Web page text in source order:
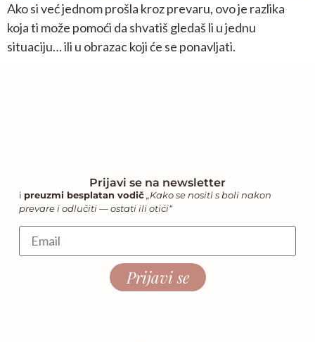
Ako si već jednom prošla kroz prevaru, ovo je razlika
koja ti može pomoći da shvatiš gledaš li u jednu
situaciju… ili u obrazac koji će se ponavljati.
Prijavi se na newsletter
i preuzmi besplatan vodič„Kako se nositi s boli nakon
prevare i odlučiti — ostati ili otići“
Prijavi se